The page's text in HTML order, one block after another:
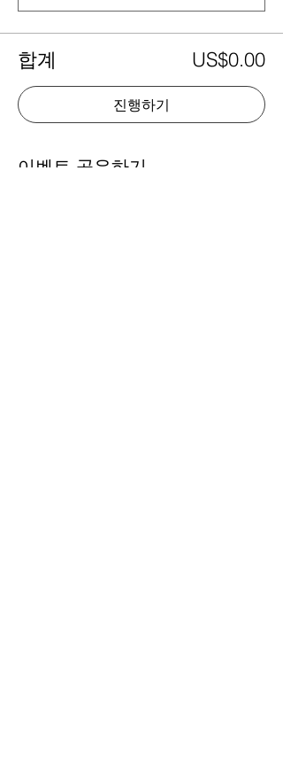
합계 US$0.00
진행하기
이벤트 공유하기